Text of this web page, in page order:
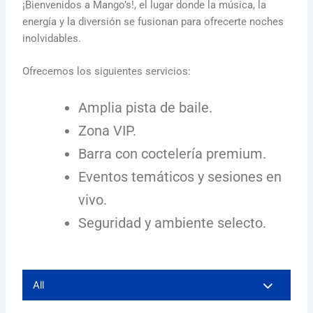
¡Bienvenidos a Mango’s!, el lugar donde la música, la
energía y la diversión se fusionan para ofrecerte noches
inolvidables.
Ofrecemos los siguientes servicios:
Amplia pista de baile.
Zona VIP.
Barra con coctelería premium.
Eventos temáticos y sesiones en
vivo.
Seguridad y ambiente selecto.
All